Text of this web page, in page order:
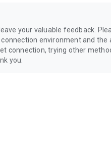
your valuable feedback.
environment and
connection, trying other
you.